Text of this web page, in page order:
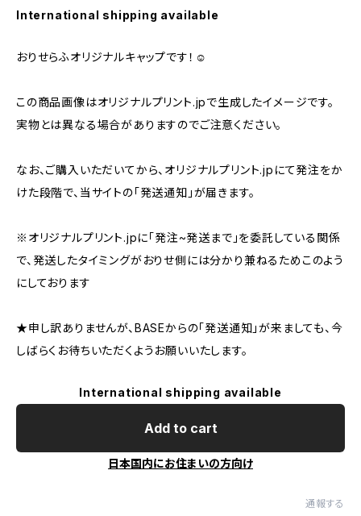
International shipping available
おりせらふオリジナルキャップです！☺️
この商品画像はオリジナルプリント.jpで生成したイメージです。
実物とは異なる場合がありますのでご注意ください。
なお、ご購入いただいてから、オリジナルプリント.jpにて発注をか
けた段階で、当サイトの「発送通知」が届きます。
※オリジナルプリント.jpに「発注~発送まで」を委託している関係
で、発送したタイミングがおりせ側には分かり兼ねるためこのよう
にしております
★申し訳ありませんが、BASEからの「発送通知」が来ましても、今
しばらくお待ちいただくようお願いいたします。
International shipping available
Add to cart
日本国内にお住まいの方向け
通報する